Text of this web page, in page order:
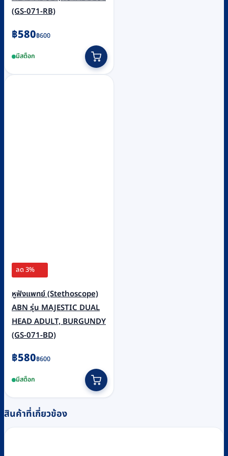
(GS-071-RB)
฿600
Original
was:
฿600.
฿580
Current
is:
฿580.
มีสต็อก
ลด 3%
หูฟังแพทย์ (Stethoscope)
ABN รุ่น MAJESTIC DUAL
HEAD ADULT, BURGUNDY
(GS-071-BD)
฿600
Original
was:
฿600.
฿580
Current
is:
฿580.
มีสต็อก
สินค้าที่เกี่ยวข้อง